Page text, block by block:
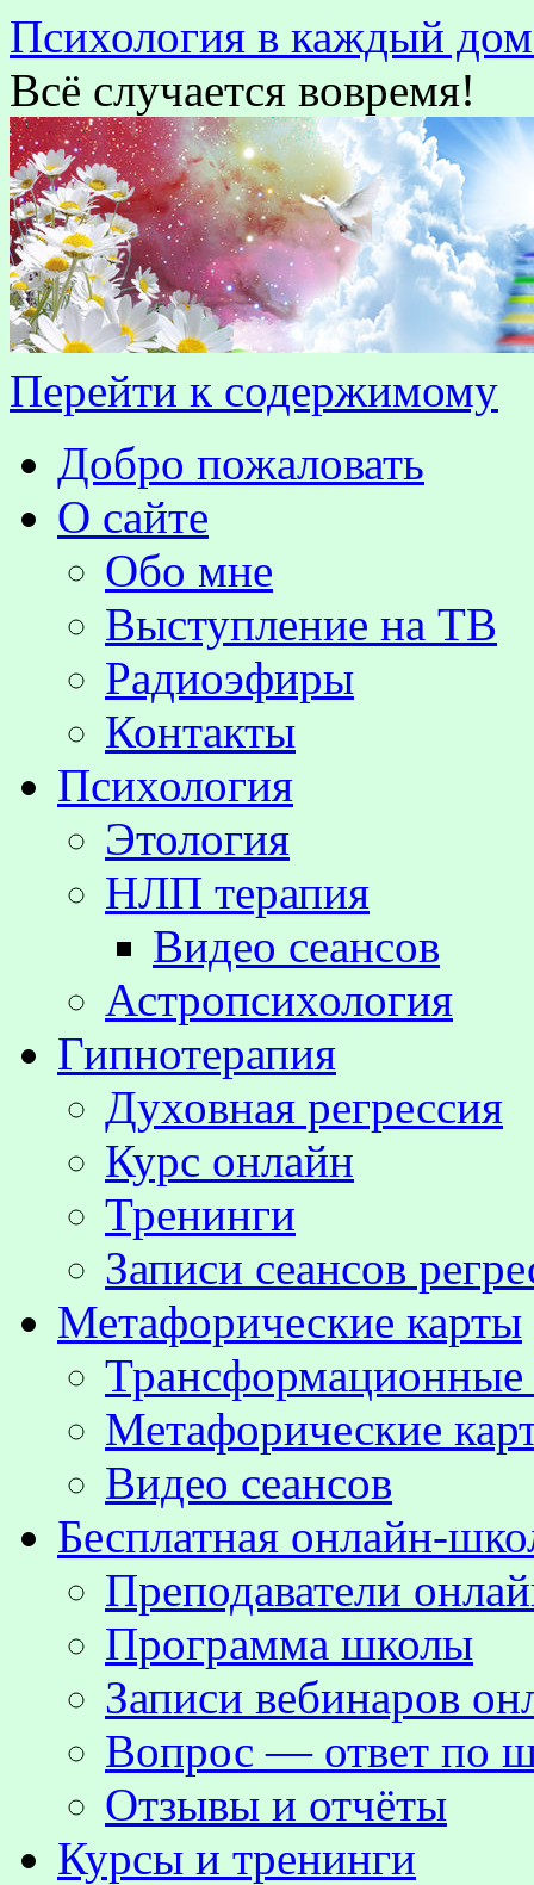
Психология в каждый
Всё случается вовремя!
Перейти к содержимому
Добро пожаловать
О сайте
Обо мне
Выступление на TВ
Радиоэфиры
Контакты
Психология
Этология
НЛП терапия
Видео сеансов
Астропсихология
Гипнотерапия
Духовная регрессия
Курс онлайн
Тренинги
Записи сеансов
Метафорические карты
Метафорические
Видео сеансов
Бесплатная онлайн-
Преподаватели
Программа школы
Записи вебинаров
Вопрос — ответ по
Отзывы и отчёты
Курсы и тренинги